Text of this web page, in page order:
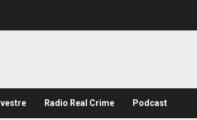
Radio Real Crime Podcast